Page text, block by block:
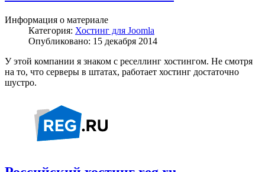
Информация о материале
Категория: Хостинг для Joomla
Опубликовано: 15 декабря 2014
У этой компании я знаком с реселлинг хостингом. Не смотря
на то, что серверы в штатах, работает хостинг достаточно
шустро.